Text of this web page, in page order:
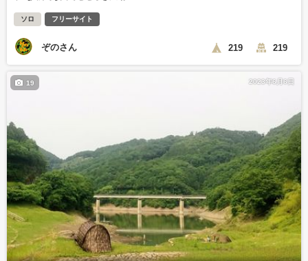
ソロ フリーサイト
ぞのさん 219 219
2023年6月6日
19